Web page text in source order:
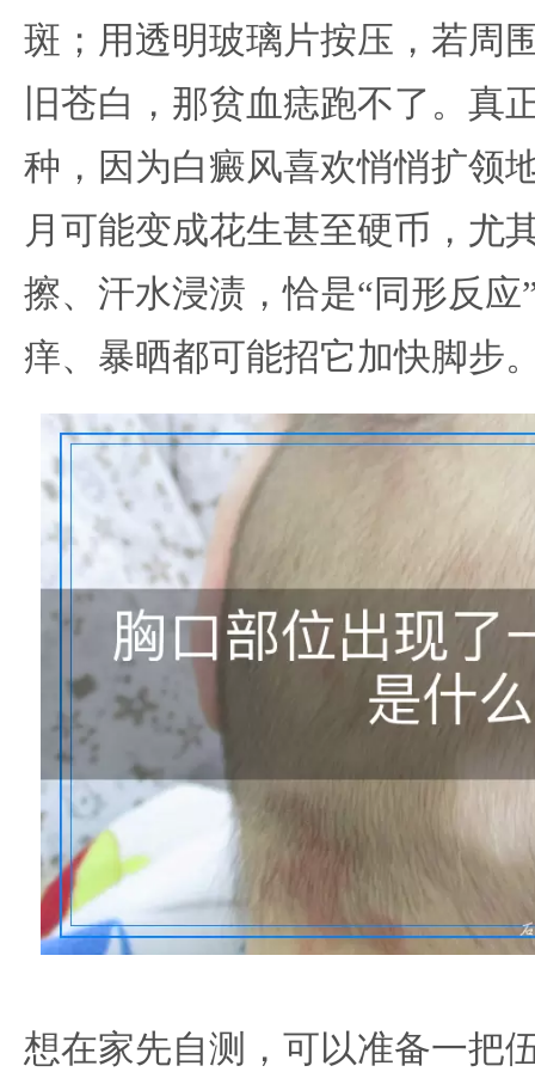
斑；用透明玻璃片按压，若周
旧苍白，那贫血痣跑不了。真
种，因为白癜风喜欢悄悄扩领
月可能变成花生甚至硬币，尤
擦、汗水浸渍，恰是“同形反
痒、暴晒都可能招它加快脚步
想在家先自测，可以准备一把